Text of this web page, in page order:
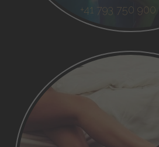
+41 793 750 900